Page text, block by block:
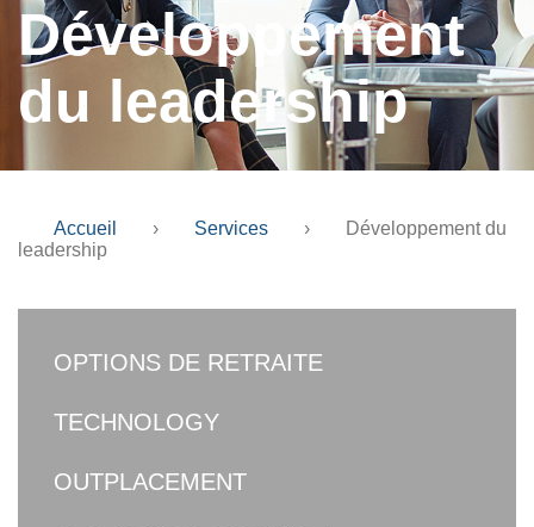
Développement
du leadership
Accueil › Services ›
Développement du
leadership
OPTIONS DE RETRAITE
TECHNOLOGY
OUTPLACEMENT